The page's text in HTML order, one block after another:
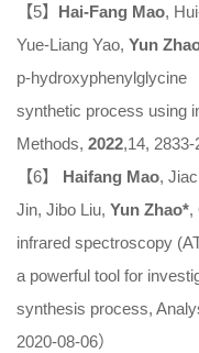
【5】 Hai-Fang Mao,
Yue-Liang Yao, Yun
p-hydroxyphenylglycine
synthetic process using
Methods, 2022,14,
【6】 Haifang Mao,
Jin, Jibo Liu, Yun Zhao*,
infrared spectroscopy
a powerful tool for
synthesis process,
2020-08-06）